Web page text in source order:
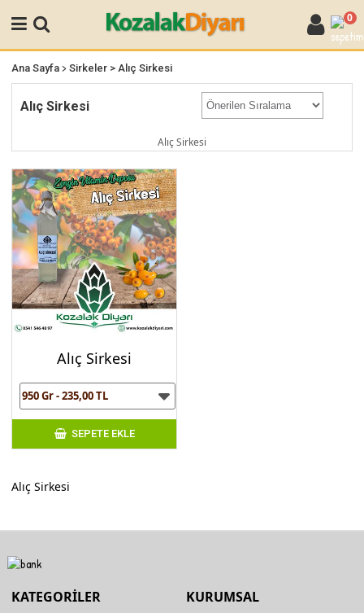
0
Ana Sayfa >Sirkeler > Alıç Sirkesi
Alıç Sirkesi
Alıç Sirkesi
Alıç Sirkesi
SEPETE EKLE
Alıç Sirkesi
KATEGORİLER KURUMSAL